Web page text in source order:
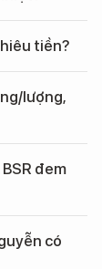
tiền?
lượng,
đem
có